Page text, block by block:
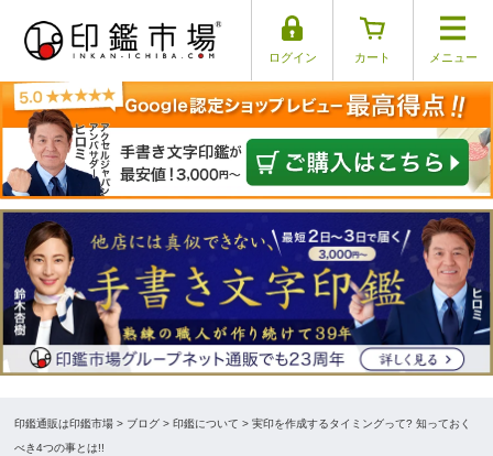
ログイン カート メニュー
印鑑通販は印鑑市場 > ブログ > 印鑑について > 実印を作成するタイミングって? 知っておく
べき4つの事とは!!